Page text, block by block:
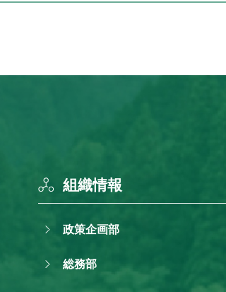
組織情報
政策企画部
総務部